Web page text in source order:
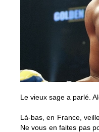
Le vieux sage a parlé.
Là-bas, en France,
Ne vous en faites pas